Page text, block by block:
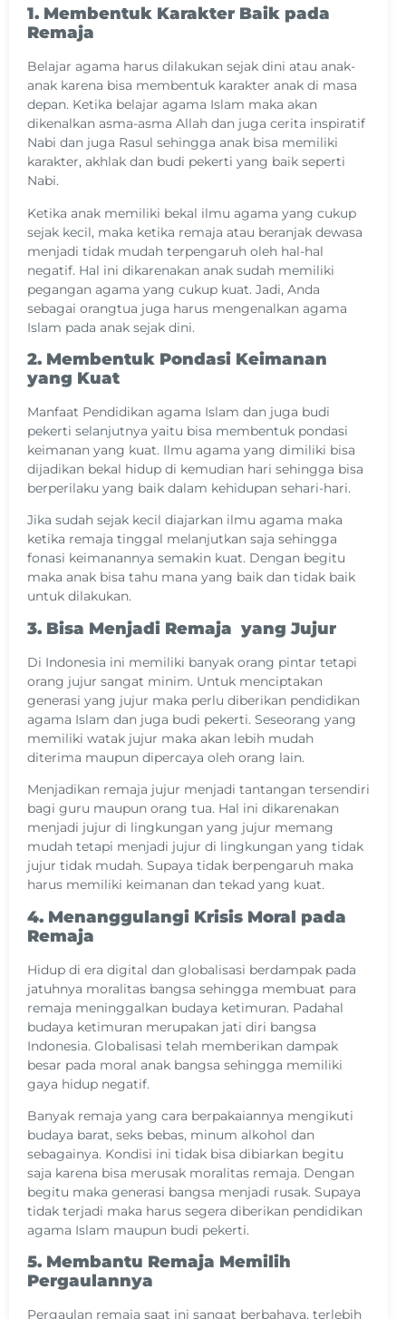
1. Membentuk Karakter Baik pada
Remaja
Belajar agama harus dilakukan sejak dini atau anak-
anak karena bisa membentuk karakter anak di masa
depan. Ketika belajar agama Islam maka akan
dikenalkan asma-asma Allah dan juga cerita inspiratif
Nabi dan juga Rasul sehingga anak bisa memiliki
karakter, akhlak dan budi pekerti yang baik seperti
Nabi.
Ketika anak memiliki bekal ilmu agama yang cukup
sejak kecil, maka ketika remaja atau beranjak dewasa
menjadi tidak mudah terpengaruh oleh hal-hal
negatif. Hal ini dikarenakan anak sudah memiliki
pegangan agama yang cukup kuat. Jadi, Anda
sebagai orangtua juga harus mengenalkan agama
Islam pada anak sejak dini.
2. Membentuk Pondasi Keimanan
yang Kuat
Manfaat Pendidikan agama Islam dan juga budi
pekerti selanjutnya yaitu bisa membentuk pondasi
keimanan yang kuat. Ilmu agama yang dimiliki bisa
dijadikan bekal hidup di kemudian hari sehingga bisa
berperilaku yang baik dalam kehidupan sehari-hari.
Jika sudah sejak kecil diajarkan ilmu agama maka
ketika remaja tinggal melanjutkan saja sehingga
fonasi keimanannya semakin kuat. Dengan begitu
maka anak bisa tahu mana yang baik dan tidak baik
untuk dilakukan.
3. Bisa Menjadi Remaja yang Jujur
Di Indonesia ini memiliki banyak orang pintar tetapi
orang jujur sangat minim. Untuk menciptakan
generasi yang jujur maka perlu diberikan pendidikan
agama Islam dan juga budi pekerti. Seseorang yang
memiliki watak jujur maka akan lebih mudah
diterima maupun dipercaya oleh orang lain.
Menjadikan remaja jujur menjadi tantangan tersendiri
bagi guru maupun orang tua. Hal ini dikarenakan
menjadi jujur di lingkungan yang jujur memang
mudah tetapi menjadi jujur di lingkungan yang tidak
jujur tidak mudah. Supaya tidak berpengaruh maka
harus memiliki keimanan dan tekad yang kuat.
4. Menanggulangi Krisis Moral pada
Remaja
Hidup di era digital dan globalisasi berdampak pada
jatuhnya moralitas bangsa sehingga membuat para
remaja meninggalkan budaya ketimuran. Padahal
budaya ketimuran merupakan jati diri bangsa
Indonesia. Globalisasi telah memberikan dampak
besar pada moral anak bangsa sehingga memiliki
gaya hidup negatif.
Banyak remaja yang cara berpakaiannya mengikuti
budaya barat, seks bebas, minum alkohol dan
sebagainya. Kondisi ini tidak bisa dibiarkan begitu
saja karena bisa merusak moralitas remaja. Dengan
begitu maka generasi bangsa menjadi rusak. Supaya
tidak terjadi maka harus segera diberikan pendidikan
agama Islam maupun budi pekerti.
5. Membantu Remaja Memilih
Pergaulannya
Pergaulan remaja saat ini sangat berbahaya, terlebih